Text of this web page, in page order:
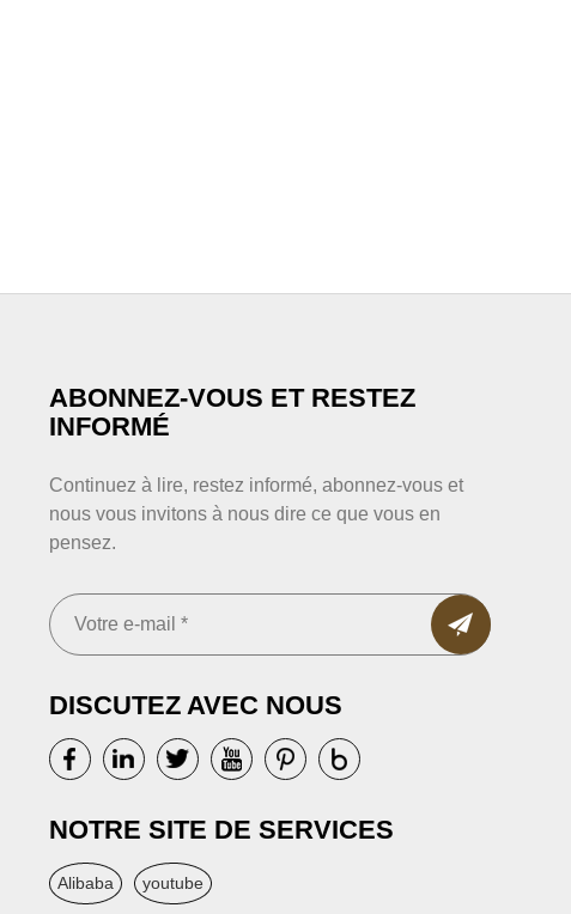
ABONNEZ-VOUS ET RESTEZ
INFORMÉ
Continuez à lire, restez informé, abonnez-vous et
nous vous invitons à nous dire ce que vous en
pensez.
DISCUTEZ AVEC NOUS
NOTRE SITE DE SERVICES
Alibaba youtube